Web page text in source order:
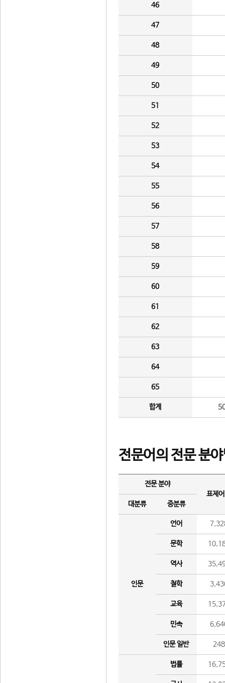
46
47
48
49
50
51
52
53
54
55
56
57
58
59
60
61
62
63
64
65
합계
전문어의 전문 분
전문 분야
표제
대분류
중분류
인문
언어
문학
역사
철학
교육
민속
인문 일반 248
법률